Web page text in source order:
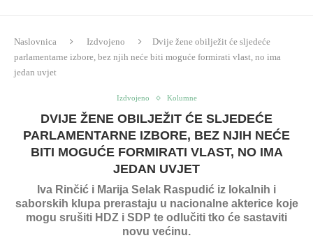
Naslovnica Izdvojeno
Dvije žene obilježit će sljedeće
parlamentarne izbore, bez njih neće biti moguće formirati vlast, no ima
jedan uvjet
Izdvojeno Kolumne
DVIJE ŽENE OBILJEŽIT ĆE SLJEDEĆE
PARLAMENTARNE IZBORE, BEZ NJIH NEĆE
BITI MOGUĆE FORMIRATI VLAST, NO IMA
JEDAN UVJET
Iva Rinčić i Marija Selak Raspudić iz lokalnih i
saborskih klupa prerastaju u nacionalne akterice koje
mogu srušiti HDZ i SDP te odlučiti tko će sastaviti
novu većinu.